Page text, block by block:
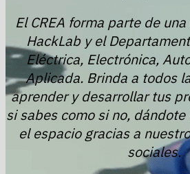
El CREA forma parte de
HackLab y el
Eléctrica, Electrónica,
Aplicada. Brinda a todos
aprender y desarrollar tus
si sabes como si no,
el espacio gracias a
sociales.